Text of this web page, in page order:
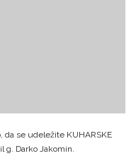
da se udeležite KUHARSKE
g. Darko Jakomin.